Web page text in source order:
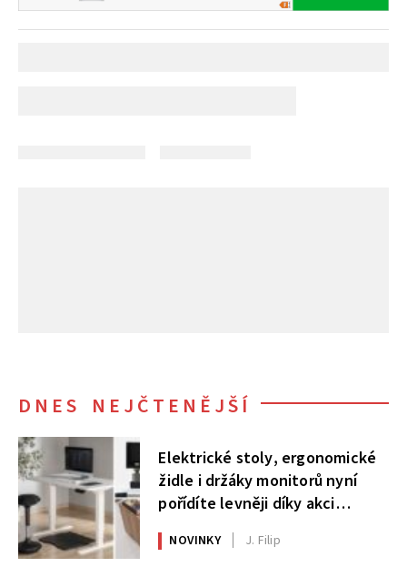
DNES NEJČTENĚJŠÍ
Elektrické stoly, ergonomické
židle i držáky monitorů nyní
pořídíte levněji díky akci
AlzaErgo
NOVINKY J. Filip